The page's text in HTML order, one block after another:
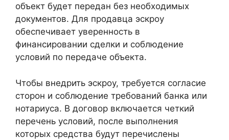
объект будет передан без необходимых
документов. Для продавца эскроу
обеспечивает уверенность в
финансировании сделки и соблюдение
условий по передаче объекта.
Чтобы внедрить эскроу, требуется согласие
сторон и соблюдение требований банка или
нотариуса. В договор включается четкий
перечень условий, после выполнения
которых средства будут перечислены